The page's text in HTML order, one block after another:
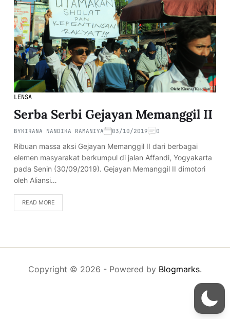
LENSA
Serba Serbi Gejayan Memanggil II
BYKIRANA NANDIKA RAMANIYA 03/10/2019 0
Ribuan massa aksi Gejayan Memanggil II dari berbagai
elemen masyarakat berkumpul di jalan Affandi, Yogyakarta
pada Senin (30/09/2019). Gejayan Memanggil II dimotori
oleh Aliansi…
READ MORE
Copyright © 2026 - Powered by Blogmarks.